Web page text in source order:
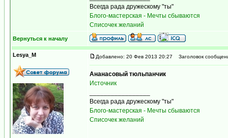
Всегда рада дружескому "ты"
Блого-мастерская - Мечты сбываются
Списочек желаний
Вернуться к началу
Lesya_M Добавлено: 20 Фев 2013 20:27 Заголовок
Ананасовый тюльпанчик
Источник
Всегда рада дружескому "ты"
Блого-мастерская - Мечты сбываются
Списочек желаний